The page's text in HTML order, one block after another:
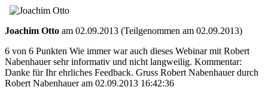
Joachim Otto am 02.09.2013 (Teilgenommen am 02.09.2013)
6 von 6 Punkten Wie immer war auch dieses Webinar mit Robert
Nabenhauer sehr informativ und nicht langweilig. Kommentar:
Danke für Ihr ehrliches Feedback. Gruss Robert Nabenhauer durch
Robert Nabenhauer am 02.09.2013 16:42:36